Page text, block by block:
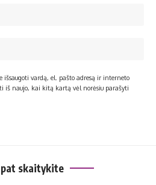
išsaugoti vardą, el. pašto adresą ir interneto
iš naujo, kai kitą kartą vėl norėsiu parašyti
skaitykite